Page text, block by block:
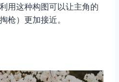
用这种构图可以让主角的
枪）更加接近。
搜索